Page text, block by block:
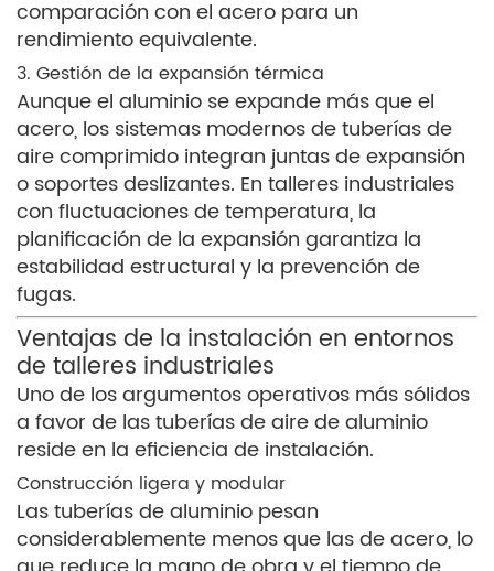
comparación con el acero para un
rendimiento equivalente.
3. Gestión de la expansión térmica
Aunque el aluminio se expande más que el
acero, los sistemas modernos de tuberías de
aire comprimido integran juntas de expansión
o soportes deslizantes. En talleres industriales
con fluctuaciones de temperatura, la
planificación de la expansión garantiza la
estabilidad estructural y la prevención de
fugas.
Ventajas de la instalación en entornos
de talleres industriales
Uno de los argumentos operativos más sólidos
a favor de las tuberías de aire de aluminio
reside en la eficiencia de instalación.
Construcción ligera y modular
Las tuberías de aluminio pesan
considerablemente menos que las de acero, lo